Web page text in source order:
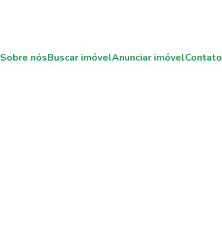
Sobre nósBuscar imóvelAnunciar imóvelContato